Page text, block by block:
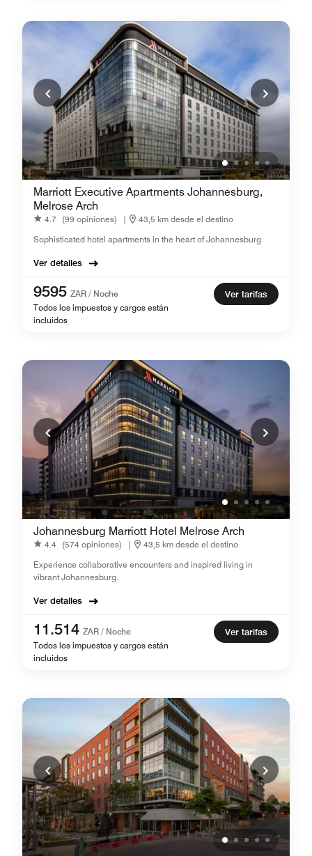
Marriott Executive Apartments Johannesburg,
Melrose Arch
4.7 (99 opiniones) |
43,5 km desde el destino
Sophisticated hotel apartments in the heart of Johannesburg
Ver detalles
9595 ZAR / Noche
Todos los impuestos y cargos están
incluidos
Ver tarifas
Johannesburg Marriott Hotel Melrose Arch
4.4 (574 opiniones) |
43,5 km desde el destino
Experience collaborative encounters and inspired living in
vibrant Johannesburg.
Ver detalles
11.514 ZAR / Noche
Todos los impuestos y cargos están
incluidos
Ver tarifas